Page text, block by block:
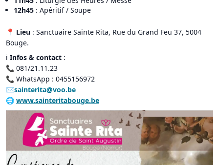
12h45 : Apéritif / Soupe
📍 Lieu : Sanctuaire Sainte Rita, Rue du Grand Feu 37, 5004
Bouge.
ℹ Infos & contact :
📞 081/21.11.23
📞 WhatsApp : 0455156972
✉sainterita@voo.be
🌐 www.sainteritabouge.be